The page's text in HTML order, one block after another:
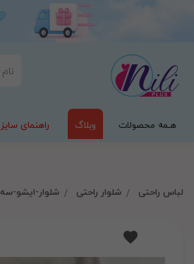
هـمه محصولات وبلاگ راهنمای سایز
لباس راحتی شلوار راحتی شلوار-ایشو-سه